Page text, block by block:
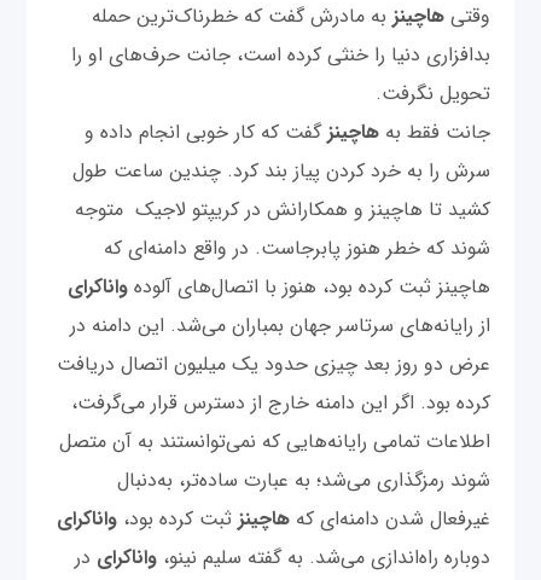
وقتیهاچینز به مادرش گفت که خطرناک‌ترین حمله
بدافزاری دنیا را خنثی کرده است، جانت حرف‌های او را
تحویل نگرفت.
جانت فقط بههاچینزگفت که کار خوبی انجام داده و
سرش را به خرد کردن پیاز بند کرد. چندین ساعت طول
کشید تا هاچینز و همکارانش در کریپتو لاجیک متوجه
شوند که خطر هنوز پابرجاست. در واقع دامنه‌ای که
هاچینز ثبت کرده بود، هنوز با اتصال‌های آلودهواناکرای
از رایانه‌های سرتاسر جهان بمباران می‌شد. این دامنه در
عرض دو روز بعد چیزی حدود یک میلیون اتصال دریافت
کرده بود. اگر این دامنه خارج از دسترس قرار می‌‌گرفت،
اطلاعات تمامی رایانه‌‌هایی که نمی‌توانستند به آن متصل
شوند رمزگذاری می‌شد؛ به عبارت ساده‌تر، به‌دنبال
غیرفعال شدن دامنه‌ای کههاچینز ثبت کرده بود،‌واناکرای
دوباره‌ راه‌اندازی می‌شد. به گفته سلیم نینو،واناکرای در